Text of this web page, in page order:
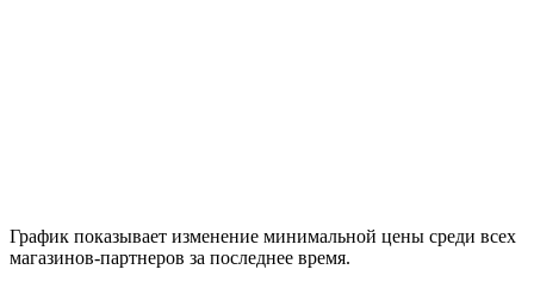
График показывает изменение минимальной цены среди всех
магазинов-партнеров за последнее время.